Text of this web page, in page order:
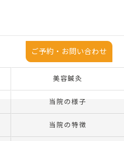
ご予約・お問い合わせ
美容鍼灸
当院の様子
当院の特徴